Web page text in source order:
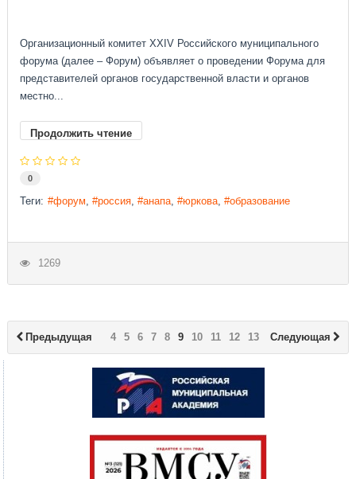
Организационный комитет XXIV Российского муниципального
форума (далее – Форум) объявляет о проведении Форума для
представителей органов государственной власти и органов
местно...
Продолжить чтение
0
Теги: форум россия анапа юркова образование
1269
Предыдущая Следующая
4 5 6 7 8 9 10 11 12 13